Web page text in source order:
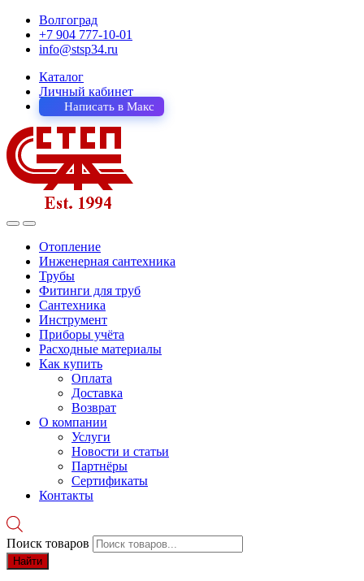
Волгоград
+7 904 777-10-01
info@stsp34.ru
Каталог
Личный кабинет
Написать в Макс
Отопление
Инженерная сантехника
Трубы
Фитинги для труб
Сантехника
Инструмент
Приборы учёта
Расходные материалы
Как купить
Оплата
Доставка
Возврат
О компании
Услуги
Новости и статьи
Партнёры
Сертификаты
Контакты
Поиск товаров
Найти